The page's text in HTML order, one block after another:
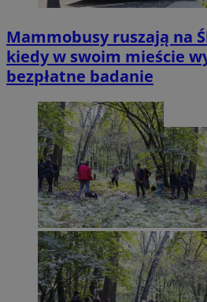
Mammobusy ruszają na
kiedy w swoim mieście
bezpłatne badanie